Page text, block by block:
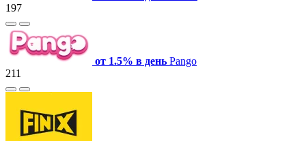
197
от 1.5% в день Pango
211